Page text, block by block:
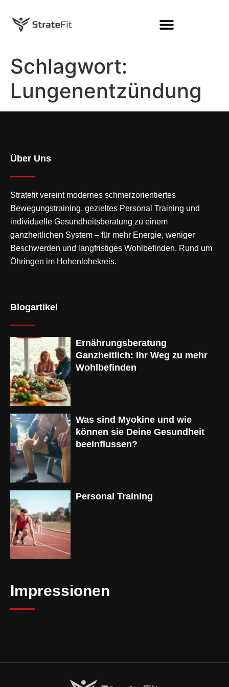
Schlagwort:
Lungenentzündung
Über Uns
Stratefit vereint modernes schmerzorientiertes
Bewegungstraining, gezieltes Personal Training und
individuelle Gesundheitsberatung zu einem
ganzheitlichen System – für mehr Energie, weniger
Beschwerden und langfristiges Wohlbefinden. Rund um
Öhringen im Hohenlohekreis.
Blogartikel
Ernährungsberatung
Ganzheitlich: Ihr Weg zu mehr
Wohlbefinden
Was sind Myokine und wie
können sie Deine Gesundheit
beeinflussen?
Personal Training
Impressionen